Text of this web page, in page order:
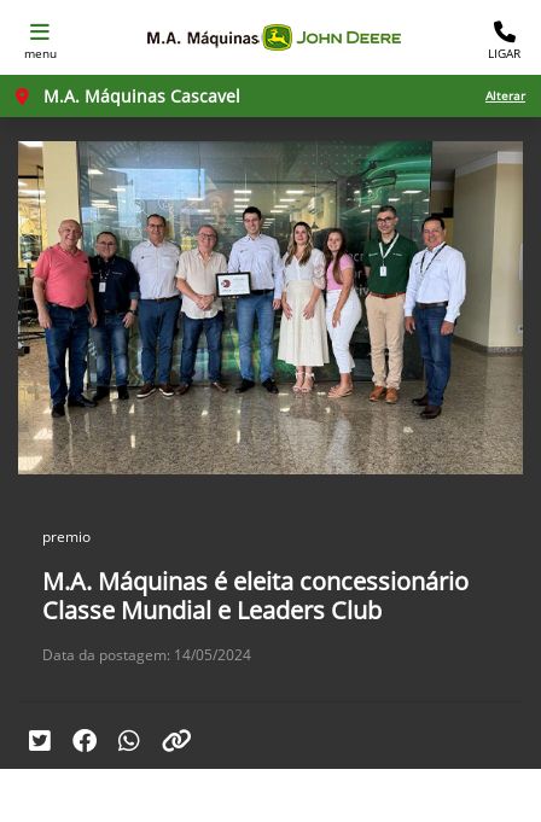
menu LIGAR
M.A. Máquinas Cascavel Alterar
premio
M.A. Máquinas é eleita concessionário
Classe Mundial e Leaders Club
Data da postagem: 14/05/2024